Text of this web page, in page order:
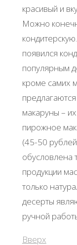
красивый и
Можно
появился
популярным
кроме самих
макаруны –
пирожное
(45-50
обусловлена
продукции
только
десерты
ручной
Вверх